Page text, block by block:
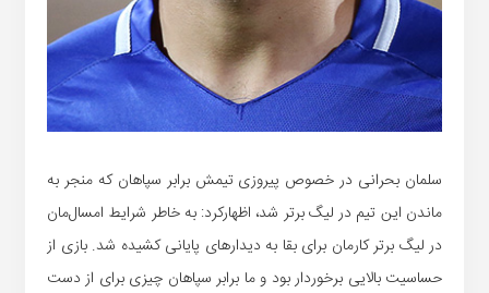
سلمان بحرانی در خصوص پیروزی تیمش برابر سپاهان که منجر به
ماندن این تیم در لیگ برتر شد، اظهارکرد: به خاطر شرایط امسال‌مان
در لیگ برتر کارمان برای بقا به دیدارهای پایانی کشیده شد. بازی از
حساسیت بالایی برخوردار بود و ما برابر سپاهان چیزی برای از دست